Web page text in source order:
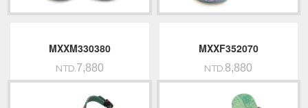
MXXM330380
NTD.7,880
MXXF352070
NTD.8,880